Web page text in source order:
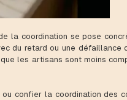
la coordination se pose
du retard ou une défaillance
les artisans sont moins
confier la coordination des